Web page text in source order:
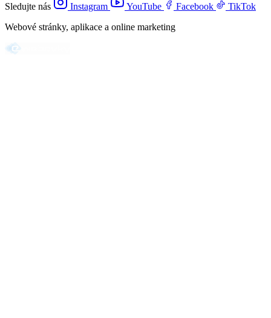
Sledujte nás
Instagram YouTube Facebook
TikTok
Webové stránky, aplikace a online marketing